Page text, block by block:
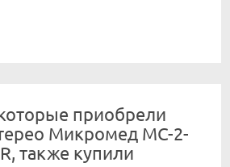
приобрели
Микромед МС-2-
также купили